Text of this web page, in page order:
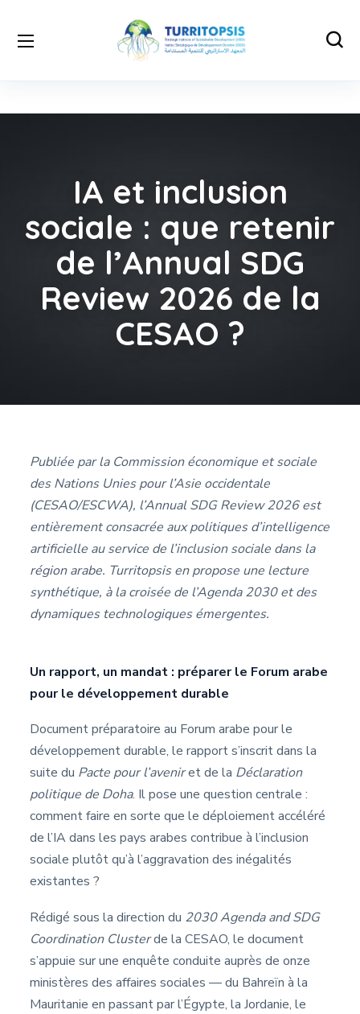
IA et inclusion
sociale : que retenir
de l’Annual SDG
Review 2026 de la
CESAO ?
Publiée par la Commission économique et sociale
des Nations Unies pour l’Asie occidentale
(CESAO/ESCWA), l’Annual SDG Review 2026 est
entièrement consacrée aux politiques d’intelligence
artificielle au service de l’inclusion sociale dans la
région arabe. Turritopsis en propose une lecture
synthétique, à la croisée de l’Agenda 2030 et des
dynamiques technologiques émergentes.
Un rapport, un mandat : préparer le Forum arabe
pour le développement durable
Document préparatoire au Forum arabe pour le
développement durable, le rapport s’inscrit dans la
suite du Pacte pour l’aveniret de la Déclaration
politique de Doha. Il pose une question centrale :
comment faire en sorte que le déploiement accéléré
de l’IA dans les pays arabes contribue à l’inclusion
sociale plutôt qu’à l’aggravation des inégalités
existantes ?
Rédigé sous la direction du 2030 Agenda and SDG
Coordination Clusterde la CESAO, le document
s’appuie sur une enquête conduite auprès de onze
ministères des affaires sociales — du Bahreïn à la
Mauritanie en passant par l’Égypte, la Jordanie, le